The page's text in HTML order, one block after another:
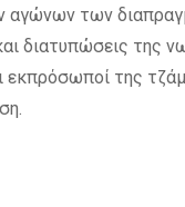
των
διατυπώσεις της
εκπρόσωποί της